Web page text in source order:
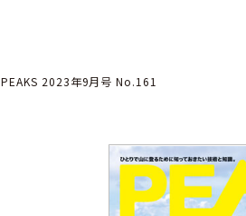
PEAKS 2023年9月号 No.161